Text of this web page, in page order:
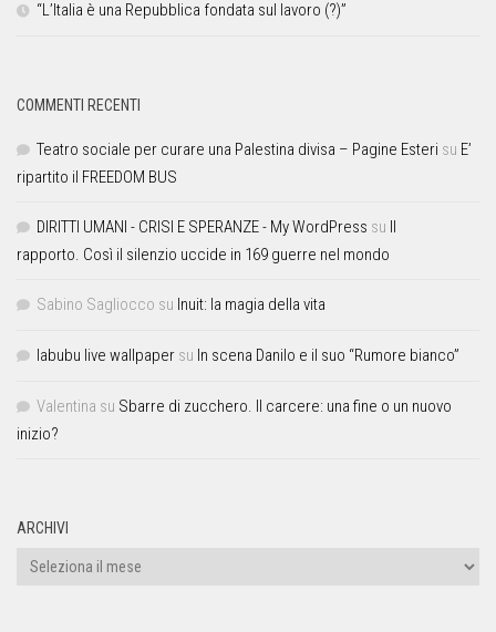
“L’Italia è una Repubblica fondata sul lavoro (?)”
COMMENTI RECENTI
Teatro sociale per curare una Palestina divisa – Pagine Esteri su E’
ripartito il FREEDOM BUS
DIRITTI UMANI - CRISI E SPERANZE - My WordPress su Il
rapporto. Così il silenzio uccide in 169 guerre nel mondo
Sabino Sagliocco su Inuit: la magia della vita
labubu live wallpaper su In scena Danilo e il suo “Rumore bianco”
Valentina su Sbarre di zucchero. Il carcere: una fine o un nuovo
inizio?
ARCHIVI